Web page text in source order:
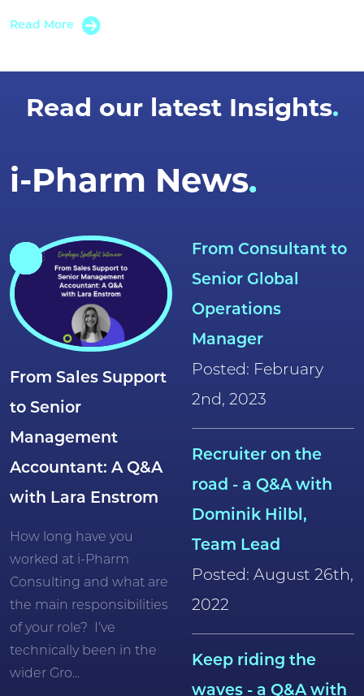
Read More
Read our latest Insights
i-Pharm News.
From Sales Support
to Senior
Management
Accountant: A Q&A
with Lara Enstrom
How long have you
worked at i-Pharm
Consulting and what are
the main responsibilities
of your role? I’ve
technically been in the
wider Gro...
From Consultant to
Senior Global
Operations
Manager
Posted: February
2nd, 2023
Recruiter on the
road - a Q&A with
Dominik Hilbl,
Team Lead
Posted: August 26th,
2022
Keep riding the
waves - a Q&A with